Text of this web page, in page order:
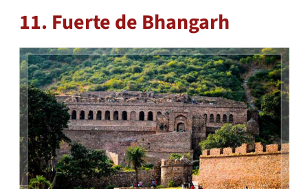
11. Fuerte de Bhangarh